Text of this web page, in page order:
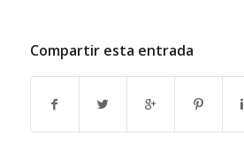
Compartir esta entrada